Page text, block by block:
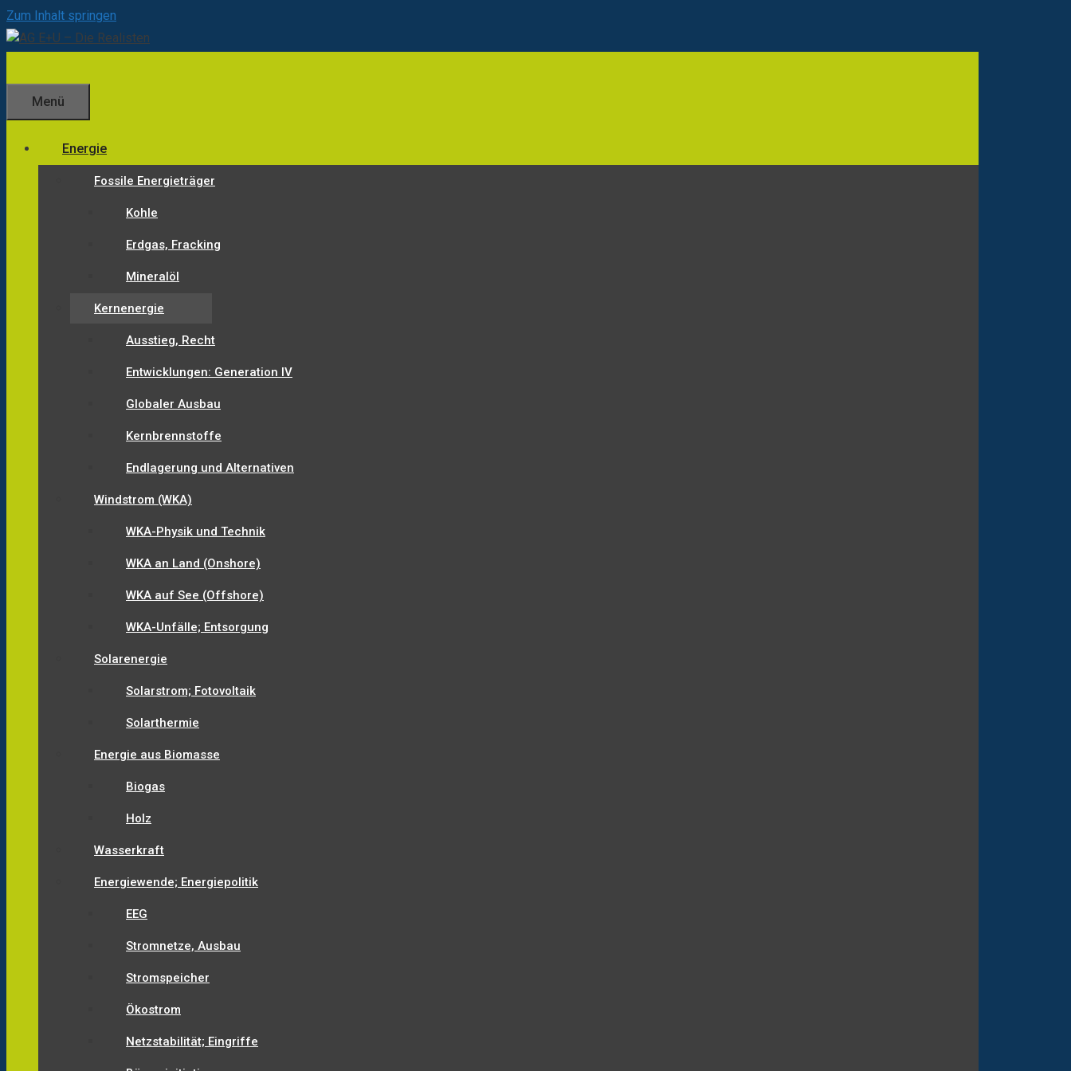
Zum Inhalt springen
Menü
Energie
Fossile Energieträger
Kohle
Erdgas, Fracking
Mineralöl
Kernenergie
Ausstieg, Recht
Entwicklungen: Generation IV
Globaler Ausbau
Kernbrennstoffe
Endlagerung und Alternativen
Windstrom (WKA)
WKA-Physik und Technik
WKA an Land (Onshore)
WKA auf See (Offshore)
WKA-Unfälle; Entsorgung
Solarenergie
Solarstrom; Fotovoltaik
Solarthermie
Energie aus Biomasse
Biogas
Holz
Wasserkraft
Energiewende; Energiepolitik
EEG
Stromnetze, Ausbau
Stromspeicher
Ökostrom
Netzstabilität; Eingriffe